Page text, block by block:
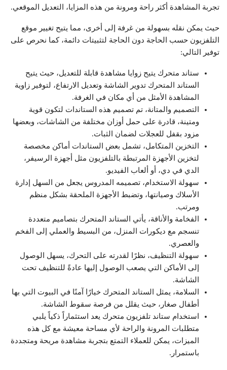
تجربة المشاهدة أكثر راحة ومرونة من هذه المزايا، التعديل الموقعي.
حيث يمكن نقله بسهولة من غرفة إلى أخرى، مما يتيح تغيير موقع
التلفزيون حسب الحاجة دون الحاجة لتثبيتات دائمة، كما نحرص على
توفير التالي:
ستاند متحرك يتيح زوايا مشاهدة قابلة للتعديل، حيث يتيح
الستاند المتحرك تدوير الشاشة وتعديل الارتفاع، لتوفير زاوية
المشاهدة الأمثل من أي مكان في الغرفة.
التصميم والمتانة، تم تصميم هذه الستاندات لتكون قوية
ومتينة، قادرة على حمل أوزان مختلفة من الشاشات، وبعضها
مزود بقفل للعجلات لضمان الثبات.
التخزين المتكامل، تشمل بعض الستاندات أماكن مخصصة
لتخزين الأجهزة المرتبطة بالتلفزيون مثل أجهزة الرسيفر،
الدي في دي، أو ألعاب الفيديو.
سهولة الاستخدام، تصميمه المدروس يجعل من السهل إدارة
الأسلاك وصيانتها، وتضبط الأجهزة الملحقة بشكل منظم
ومرتب.
الفخامة والأناقة، يأتي الستاند المتحرك بتصاميم متعددة
تنسجم مع ديكورات المنزل، من البسيط والعملي إلى الفخم
والعصري.
سهولة التنظيف، نظرًا لقدرته على التحرك، يسهل الوصول
إلى الأماكن التي يصعب الوصول إليها عادةً للتنظيف تحت
الشاشة.
السلامة، يمثل الستاند المتحرك خيارًا آمنًا في البيوت التي بها
أطفال صغار، حيث يقلل من فرصة سقوط الشاشة.
استخدام ستاند تلفزيون متحرك يعد استثماراً ذكياً يلبي
متطلبات المرونة والراحة لأي مساحة معيشة مع كل هذه
الميزات، يمكن للعملاء التمتع بتجربة مشاهدة مريحة ومتجددة
باستمرار.